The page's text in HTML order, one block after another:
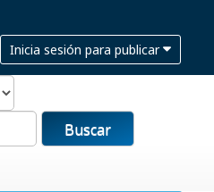
Inicia sesión para publicar
Buscar